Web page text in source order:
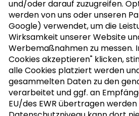
NUSSLETTER
MEIN
und/oder darauf zuzugreifen.
werden von uns oder unseren
Google) verwendet, um die
Wirksamkeit unserer Website
Werbemaßnahmen zu messen.
Cookies akzeptieren" klicken,
alle Cookies platziert werden
gesammelten Daten zu den
verarbeitet und ggf. an
EU/des EWR übertragen